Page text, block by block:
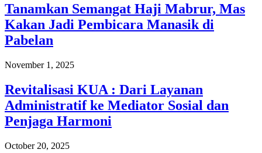
Tanamkan Semangat Haji Mabrur, Mas
Kakan Jadi Pembicara Manasik di
Pabelan
November 1, 2025
Revitalisasi KUA : Dari Layanan
Administratif ke Mediator Sosial dan
Penjaga Harmoni
October 20, 2025